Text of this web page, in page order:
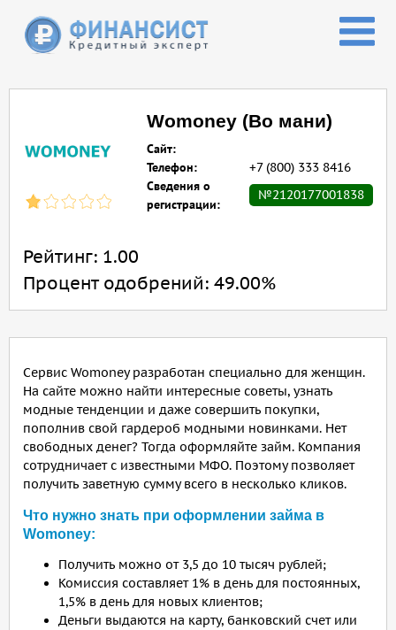
Womoney (Во мани)
Сайт:
Телефон:
+7 (800) 333 8416
Сведения о
регистрации:
№2120177001838
Рейтинг: 1.00
Процент одобрений: 49.00%
Сервис Womoney разработан специально для женщин.
На сайте можно найти интересные советы, узнать
модные тенденции и даже совершить покупки,
пополнив свой гардероб модными новинками. Нет
свободных денег? Тогда оформляйте займ. Компания
сотрудничает с известными МФО. Поэтому позволяет
получить заветную сумму всего в несколько кликов.
Что нужно знать при оформлении займа в
Womoney:
Получить можно от 3,5 до 10 тысяч рублей;
Комиссия составляет 1% в день для постоянных,
1,5% в день для новых клиентов;
Деньги выдаются на карту, банковский счет или